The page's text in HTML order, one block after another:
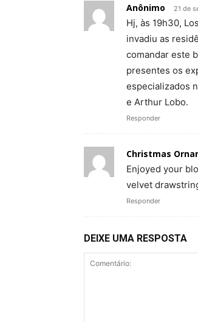
Anônimo 21 de
Hj, às 19h30,
invadiu as
comandar este
presentes os
especializados
e Arthur Lobo.
Responder
Christmas
Enjoyed your
velvet
Responder
DEIXE UMA RESPOSTA